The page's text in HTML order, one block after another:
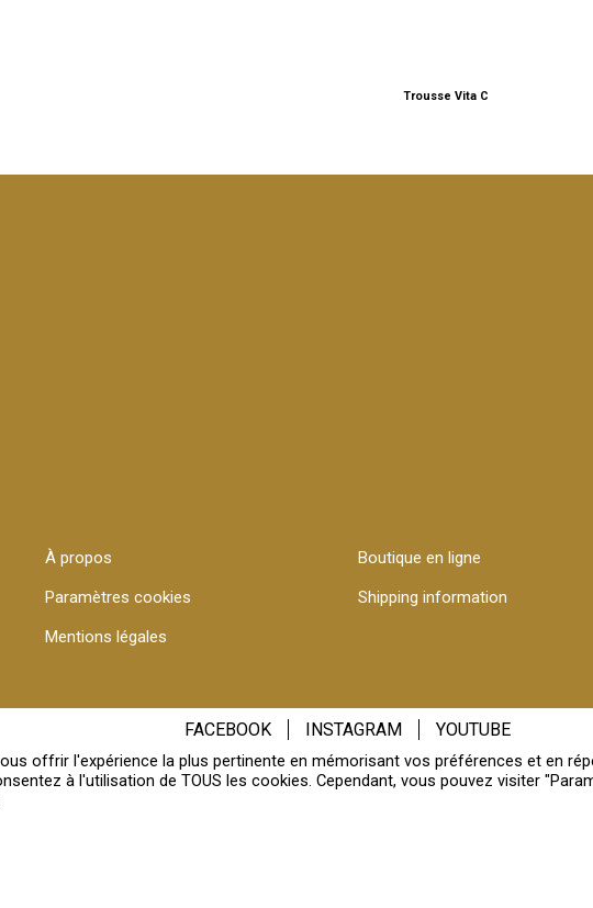
Trousse Vita C
€
À propos
Paramètres cookies
Mentions légales
Boutique en ligne
Shipping information
FACEBOOK INSTAGRAM YOUTUBE
offrir l'expérience la plus pertinente en mémorisant vos préférences et en
à l'utilisation de TOUS les cookies. Cependant, vous pouvez visiter